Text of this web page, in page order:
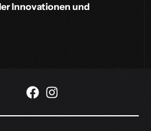
Innovationen und